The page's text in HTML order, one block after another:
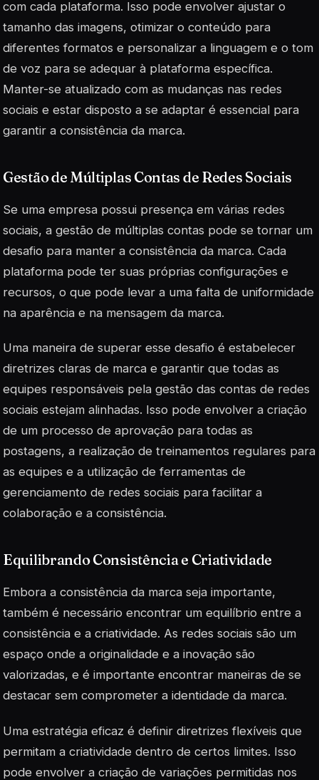
com cada plataforma. Isso pode envolver ajustar o
tamanho das imagens, otimizar o conteúdo para
diferentes formatos e personalizar a linguagem e o tom
de voz para se adequar à plataforma específica.
Manter-se atualizado com as mudanças nas redes
sociais e estar disposto a se adaptar é essencial para
garantir a consistência da marca.
Gestão de Múltiplas Contas de Redes Sociais
Se uma empresa possui presença em várias redes
sociais, a gestão de múltiplas contas pode se tornar um
desafio para manter a consistência da marca. Cada
plataforma pode ter suas próprias configurações e
recursos, o que pode levar a uma falta de uniformidade
na aparência e na mensagem da marca.
Uma maneira de superar esse desafio é estabelecer
diretrizes claras de marca e garantir que todas as
equipes responsáveis pela gestão das contas de redes
sociais estejam alinhadas. Isso pode envolver a criação
de um processo de aprovação para todas as
postagens, a realização de treinamentos regulares para
as equipes e a utilização de ferramentas de
gerenciamento de redes sociais para facilitar a
colaboração e a consistência.
Equilibrando Consistência e Criatividade
Embora a consistência da marca seja importante,
também é necessário encontrar um equilíbrio entre a
consistência e a criatividade. As redes sociais são um
espaço onde a originalidade e a inovação são
valorizadas, e é importante encontrar maneiras de se
destacar sem comprometer a identidade da marca.
Uma estratégia eficaz é definir diretrizes flexíveis que
permitam a criatividade dentro de certos limites. Isso
pode envolver a criação de variações permitidas nos